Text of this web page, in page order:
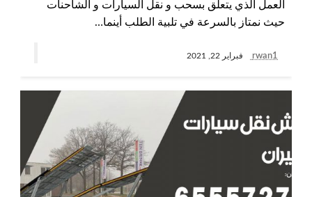
العمل الذي يتعلق بسحب و نقل السيارات و الشاحنات
حيث نمتاز بالسرعة في تلبية الطلب أينما…
rwan1 فبراير 22, 2021